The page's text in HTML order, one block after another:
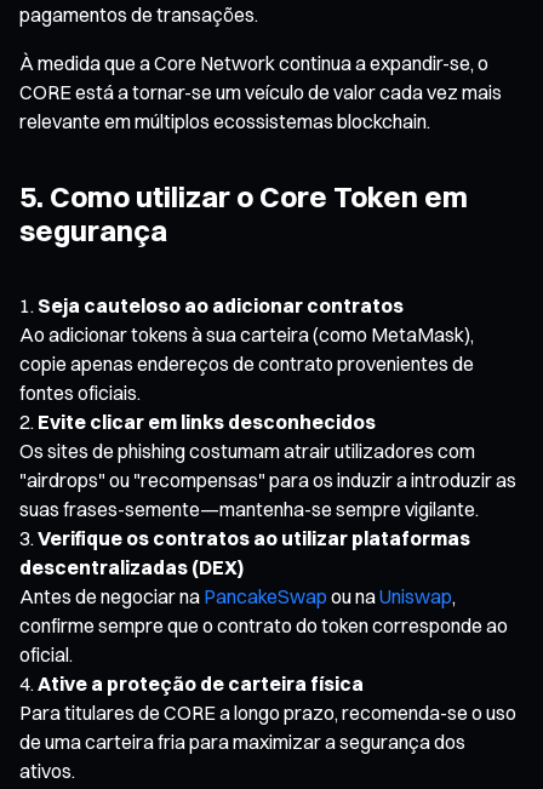
pagamentos de transações.
À medida que a Core Network continua a expandir-se, o
CORE está a tornar-se um veículo de valor cada vez mais
relevante em múltiplos ecossistemas blockchain.
5. Como utilizar o Core Token em
segurança
Seja cauteloso ao adicionar contratos
Ao adicionar tokens à sua carteira (como MetaMask),
copie apenas endereços de contrato provenientes de
fontes oficiais.
Evite clicar em links desconhecidos
Os sites de phishing costumam atrair utilizadores com
"airdrops" ou "recompensas" para os induzir a introduzir as
suas frases-semente—mantenha-se sempre vigilante.
Verifique os contratos ao utilizar plataformas
descentralizadas (DEX)
Antes de negociar na PancakeSwap ou naUniswap,
confirme sempre que o contrato do token corresponde ao
oficial.
Ative a proteção de carteira física
Para titulares de CORE a longo prazo, recomenda-se o uso
de uma carteira fria para maximizar a segurança dos
ativos.